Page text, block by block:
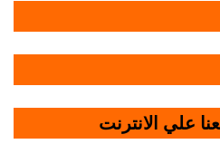
علي الانترنت